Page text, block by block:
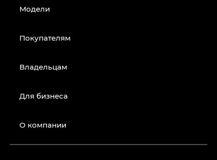
Модели
Покупателям
Владельцам
Для бизнеса
О компании